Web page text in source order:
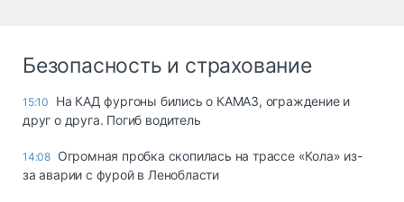
Безопасность и страхование
15:10
На КАД фургоны бились о КАМАЗ, ограждение и
друг о друга. Погиб водитель
14:08 Огромная пробка скопилась на трассе «Кола» из-
за аварии с фурой в Ленобласти